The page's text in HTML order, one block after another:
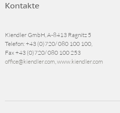
Kontakte
Kiendler GmbH, A-8413 Ragnitz 5
Telefon: +43 (0)720/ 080 100 100,
Fax +43 (0)720/ 080 100 253
office@kiendler.com,www.kiendler.com